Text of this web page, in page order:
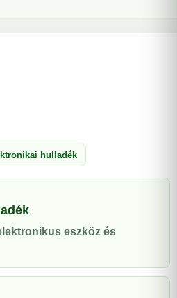
hulladék
eszköz és